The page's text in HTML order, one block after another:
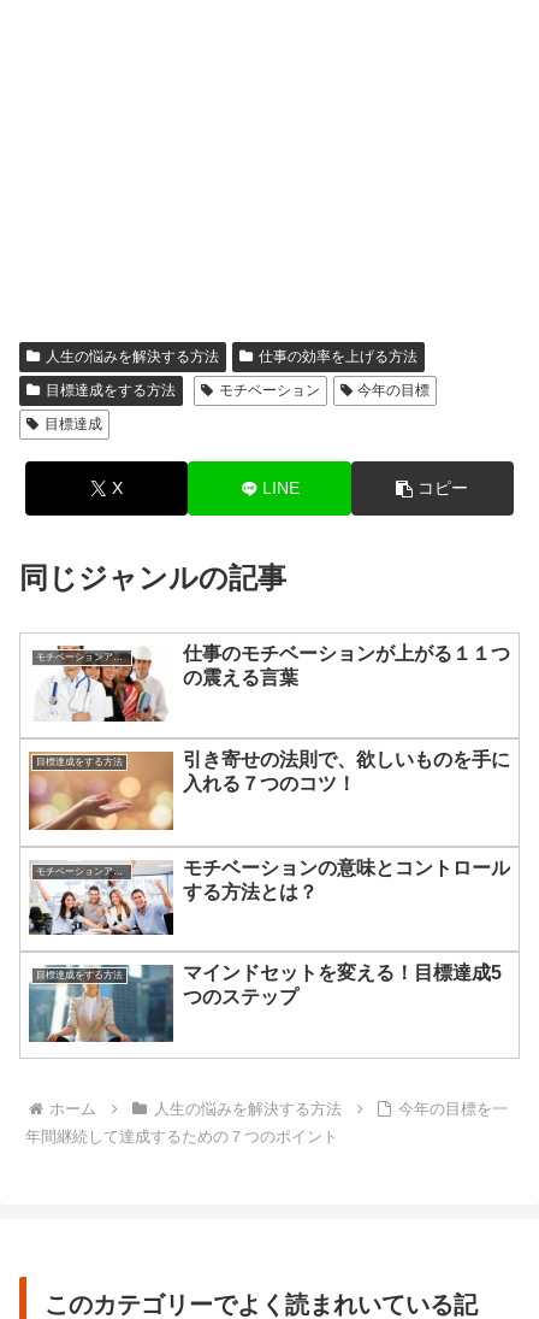
人生の悩みを解決する方法
仕事の効率を上げる方法
目標達成をする方法
モチベーション
今年の目標
目標達成
X LINE コピー
同じジャンルの記事
モチベーションアップの方法
仕事のモチベーションが上がる１１つ
の震える言葉
目標達成をする方法
引き寄せの法則で、欲しいものを手に
入れる７つのコツ！
モチベーションアップの方法
モチベーションの意味とコントロール
する方法とは？
目標達成をする方法
マインドセットを変える！目標達成5
つのステップ
ホーム 人生の悩みを解決する方法
今年の目標を一
年間継続して達成するための７つのポイント
このカテゴリーでよく読まれいている記